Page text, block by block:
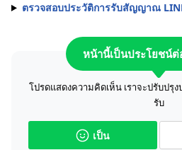
ตรวจสอบประวัติการรับสัญญาณ
หน้านี้เป็นประโยชน์
โปรดแสดงความคิดเห็น เราจะปรับปรุ
รับ
เป็น